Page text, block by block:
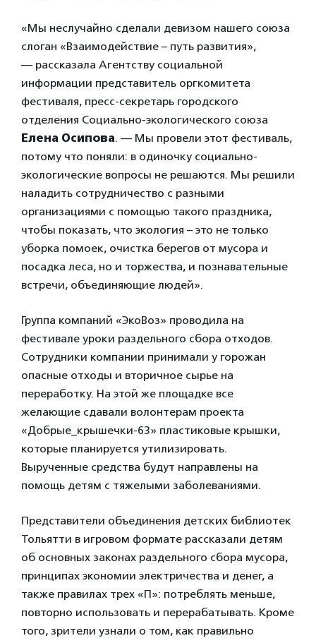
«Мы неслучайно сделали девизом нашего союза
слоган «Взаимодействие – путь развития»,
— рассказала Агентству социальной
информации представитель оргкомитета
фестиваля, пресс-секретарь городского
отделения Социально-экологического союза
Елена Осипова. — Мы провели этот фестиваль,
потому что поняли: в одиночку социально-
экологические вопросы не решаются. Мы решили
наладить сотрудничество с разными
организациями с помощью такого праздника,
чтобы показать, что экология – это не только
уборка помоек, очистка берегов от мусора и
посадка леса, но и торжества, и познавательные
встречи, объединяющие людей».
Группа компаний «ЭкоВоз» проводила на
фестивале уроки раздельного сбора отходов.
Сотрудники компании принимали у горожан
опасные отходы и вторичное сырье на
переработку. На этой же площадке все
желающие сдавали волонтерам проекта
«Добрые_крышечки-63» пластиковые крышки,
которые планируется утилизировать.
Вырученные средства будут направлены на
помощь детям с тяжелыми заболеваниями.
Представители объединения детских библиотек
Тольятти в игровом формате рассказали детям
об основных законах раздельного сбора мусора,
принципах экономии электричества и денег, а
также правилах трех «П»: потреблять меньше,
повторно использовать и перерабатывать. Кроме
того, зрители узнали о том, как правильно